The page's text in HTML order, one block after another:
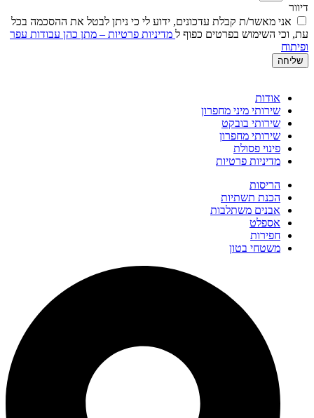
דיוור
אני מאשר/ת קבלת עדכונים, ידוע לי כי ניתן לבטל את ההסכמה בכל
עת, וכי השימוש בפרטים כפוף ל מדיניות פרטיות – מתן כהן עבודות עפר
ופיתוח
שליחה
אודות
שירותי מיני מחפרון
שירותי בובקט
שירותי מחפרון
פינוי פסולת
מדיניות פרטיות
הריסות
הכנת תשתיות
אבנים משתלבות
אספלט
חפירות
משטחי בטון